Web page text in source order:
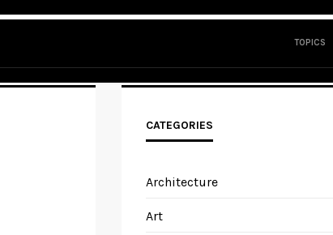
TOPICS
CATEGORIES
Architecture
Art